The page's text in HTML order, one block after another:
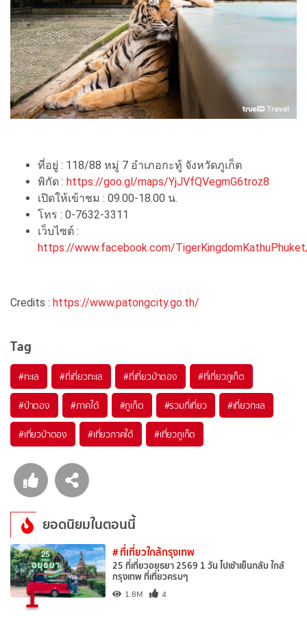
ที่อยู่ : 118/88 หมู่ 7 อำเภอกะทู้ จังหวัดภูเก็ต
พิกัด : https://goo.gl/maps/YjJVfQVegmG6troz8
เปิดให้เข้าชม : 09.00-18.00 น.
โทร : 0-7632-3311
เว็บไซต์ :
https://www.facebook.com/
Credits : https://www.patongcity.go.th/
Tag
#ทะเล #ที่เที่ยวทะเล #ที่เที่ยวป่าตอง #ที่เที่ยวภูเก็ต
#ป่าตอง #ภาคใต้ #ภูเก็ต #รวมที่เที่ยว #เที่ยวทะเล
#เที่ยวป่าตอง #เที่ยวภาคใต้ #เที่ยวภูเก็ต
ยอดนิยมในตอนนี้
1
# ที่เที่ยวใกล้กรุงเทพ
25 ที่เที่ยวอยุธยา 2569 1 วัน ไปเช้าเย็นกลับ ใกล้
กรุงเทพ ที่เที่ยวครบๆ
1.8M 4